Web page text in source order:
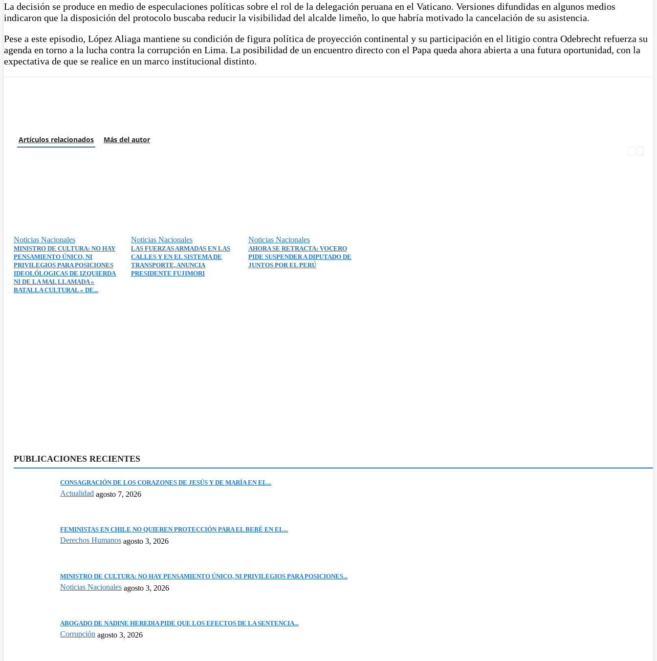
La decisión se produce en medio de especulaciones políticas sobre el rol de la delegación peruana en el Vaticano. Versiones difundidas en algunos medios
indicaron que la disposición del protocolo buscaba reducir la visibilidad del alcalde limeño, lo que habría motivado la cancelación de su asistencia.
Pese a este episodio, López Aliaga mantiene su condición de figura política de proyección continental y su participación en el litigio contra Odebrecht refuerza su
agenda en torno a la lucha contra la corrupción en Lima. La posibilidad de un encuentro directo con el Papa queda ahora abierta a una futura oportunidad, con la
expectativa de que se realice en un marco institucional distinto.
Artículos relacionados Más del autor
Noticias Nacionales
MINISTRO DE CULTURA: NO HAY
PENSAMIENTO ÚNICO, NI
PRIVILEGIOS PARA POSICIONES
IDEOLÓLOGICAS DE IZQUIERDA
NI DE LA MAL LLAMADA »
BATALLA CULTURAL » DE...
Noticias Nacionales
LAS FUERZAS ARMADAS EN LAS
CALLES Y EN EL SISTEMA DE
TRANSPORTE, ANUNCIA
PRESIDENTE FUJIMORI
Noticias Nacionales
AHORA SE RETRACTA: VOCERO
PIDE SUSPENDER A DIPUTADO DE
JUNTOS POR EL PERÚ
PUBLICACIONES RECIENTES
CONSAGRACIÓN DE LOS CORAZONES DE JESÚS Y DE MARÍA EN EL...
Actualidad agosto 7, 2026
FEMINISTAS EN CHILE NO QUIEREN PROTECCIÓN PARA EL BEBÉ EN EL...
Derechos Humanos agosto 3, 2026
MINISTRO DE CULTURA: NO HAY PENSAMIENTO ÚNICO, NI PRIVILEGIOS PARA POSICIONES...
Noticias Nacionales agosto 3, 2026
ABOGADO DE NADINE HEREDIA PIDE QUE LOS EFECTOS DE LA SENTENCIA...
Corrupción agosto 3, 2026